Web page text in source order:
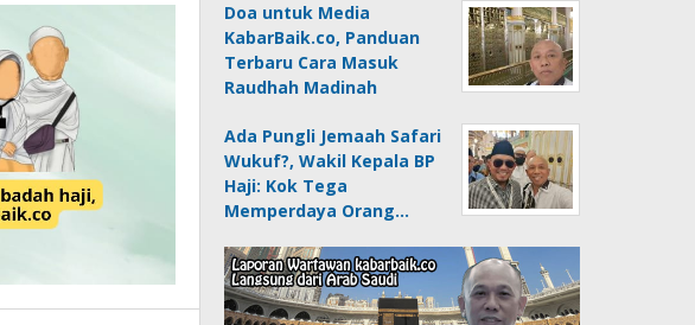
Doa untuk Media
KabarBaik.co, Panduan
Terbaru Cara Masuk
Raudhah Madinah
Ada Pungli Jemaah Safari
Wukuf?, Wakil Kepala BP
Haji: Kok Tega
Memperdaya Orang…